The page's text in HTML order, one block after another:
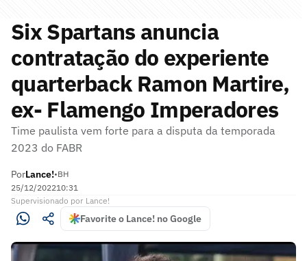
Six Spartans anuncia
contratação do experiente
quarterback Ramon Martire,
ex- Flamengo Imperadores
Time paulista vem forte para a disputa da temporada
2023 do FABR
PorLance!•BH
25/12/202210:31
Supervisionado por Lance!
Favorite o Lance! no Google